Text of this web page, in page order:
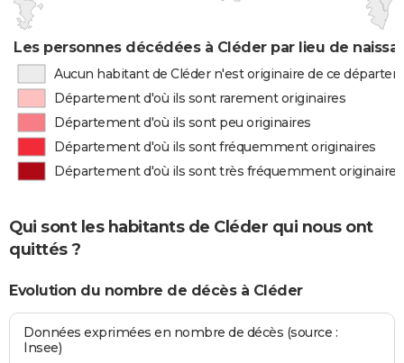
Les personnes décédées à Cléder par lieu de
Aucun habitant de Cléder n'est originaire de ce
Département d'où ils sont rarement originaires
Département d'où ils sont peu originaires
Département d'où ils sont fréquemment originaires
Département d'où ils sont très fréquemment originaires
Qui sont les habitants de Cléder qui nous ont
quittés ?
Evolution du nombre de décès à Cléder
Données exprimées en nombre de décès (source :
Insee)